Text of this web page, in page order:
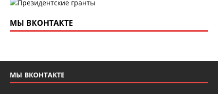
МЫ ВКОНТАКТЕ
МЫ ВКОНТАКТЕ